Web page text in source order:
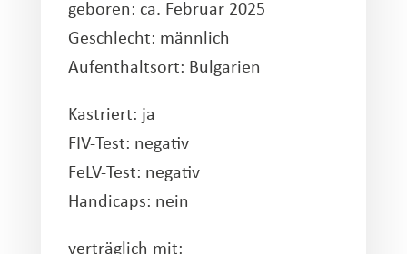
geboren: ca. Februar 2025
Geschlecht: männlich
Aufenthaltsort: Bulgarien
Kastriert: ja
FIV-Test: negativ
FeLV-Test: negativ
Handicaps: nein
verträglich mit: